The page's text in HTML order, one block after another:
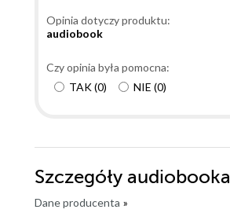
Opinia dotyczy produktu:
audiobook
Czy opinia była pomocna:
TAK(0) NIE (0)
Szczegóły
Dane producenta »